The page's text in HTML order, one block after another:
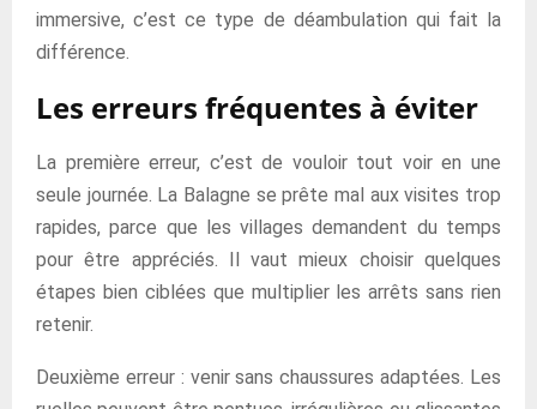
immersive, c’est ce type de déambulation qui fait la
différence.
Les erreurs fréquentes à éviter
La première erreur, c’est de vouloir tout voir en une
seule journée. La Balagne se prête mal aux visites trop
rapides, parce que les villages demandent du temps
pour être appréciés. Il vaut mieux choisir quelques
étapes bien ciblées que multiplier les arrêts sans rien
retenir.
Deuxième erreur : venir sans chaussures adaptées. Les